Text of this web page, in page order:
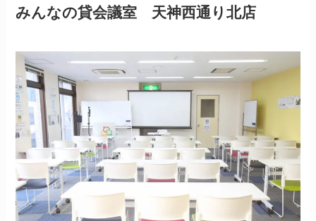
みんなの貸会議室 天神西通り北店